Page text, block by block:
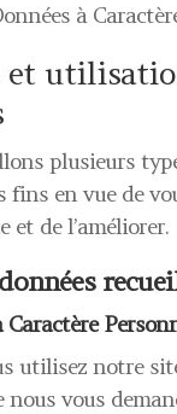
à
et
plusieurs
fins en vue de
et de l’améliorer.
Caractère
utilisez notre
nous vous